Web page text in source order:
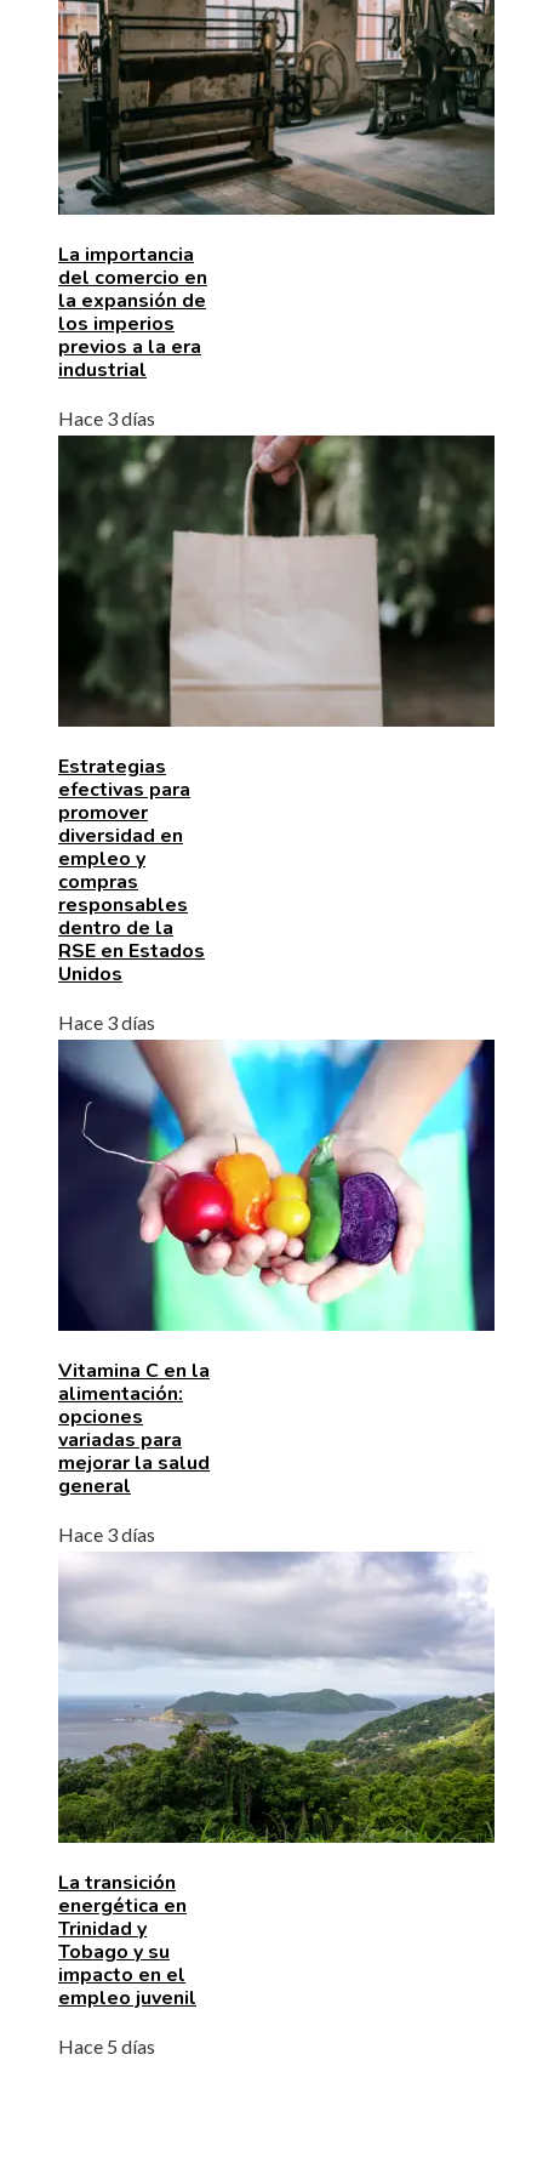
La importancia
del comercio en
la expansión de
los imperios
previos a la era
industrial
Hace 3 días
Estrategias
efectivas para
promover
diversidad en
empleo y
compras
responsables
dentro de la
RSE en Estados
Unidos
Hace 3 días
Vitamina C en la
alimentación:
opciones
variadas para
mejorar la salud
general
Hace 3 días
La transición
energética en
Trinidad y
Tobago y su
impacto en el
empleo juvenil
Hace 5 días